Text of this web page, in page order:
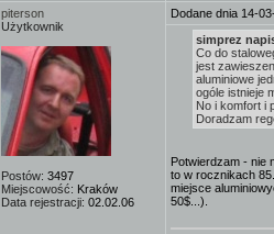
piterson
Użytkownik
Postów: 3497
Miejscowość: Kraków
Data rejestracji: 02.02.06
Dodane dnia 14-
simprez
Co do
jest
aluminiowe
ogóle istnieje
No i komfort i
Doradzam
Potwierdzam - nie
to w rocznikach
miejsce
50$...).